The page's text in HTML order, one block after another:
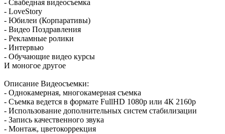
- Свабедная видеосъемка
- LoveStory
- Юбилеи (Корпаративы)
- Видео Поздравления
- Рекламные ролики
- Интервью
- Обучающие видео курсы
И моногое другое
Описание Видеосъемки:
- Однокамерная, многокамерная съемка
- Съемка ведется в формате FullHD 1080p или 4К 2160р
- Использование дополнительных систем стабилизации
- Запись качественного звука
- Монтаж, цветокоррекция